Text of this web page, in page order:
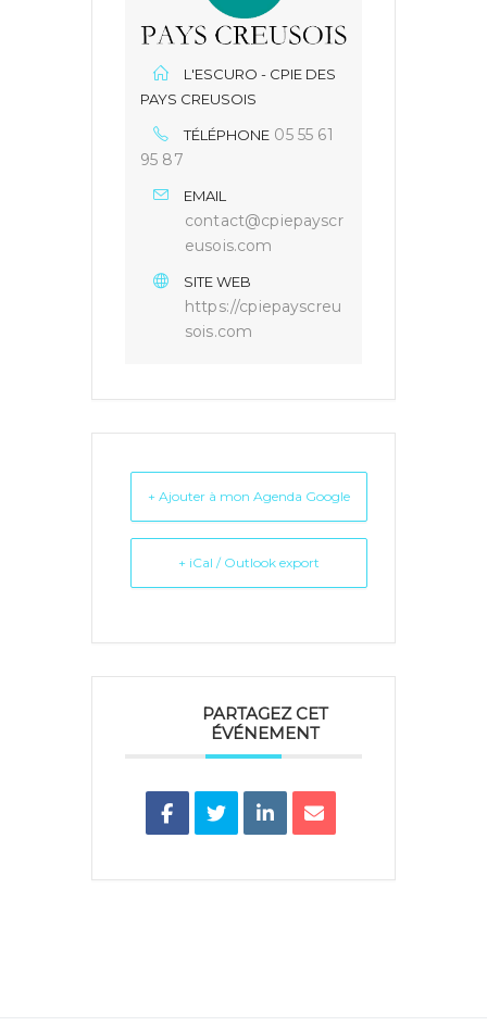
L'ESCURO - CPIE DES
PAYS CREUSOIS
TÉLÉPHONE 05 55 61
95 87
EMAIL
contact@cpiepayscr
eusois.com
SITE WEB
https://cpiepayscreu
sois.com
+ Ajouter à mon Agenda Google
+ iCal / Outlook export
PARTAGEZ CET
ÉVÉNEMENT